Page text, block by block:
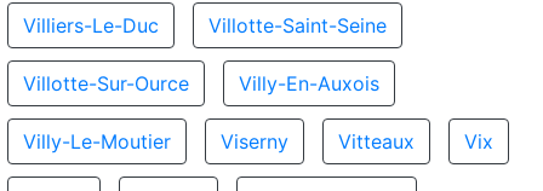
Villiers-Le-Duc Villotte-Saint-Seine
Villotte-Sur-Ource Villy-En-Auxois
Villy-Le-Moutier Viserny Vitteaux Vix